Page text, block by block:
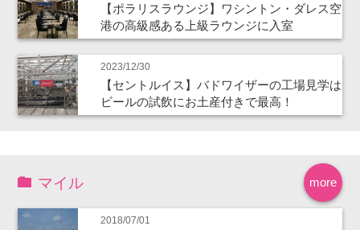
【ポラリスラウンジ】ワシントン・ダレス空
港の高級感ある上級ラウンジに入室
2023/12/30
【セントルイス】バドワイザーの工場見学は
ビールの試飲にお土産付きで最高！
more
マイル
2018/07/01